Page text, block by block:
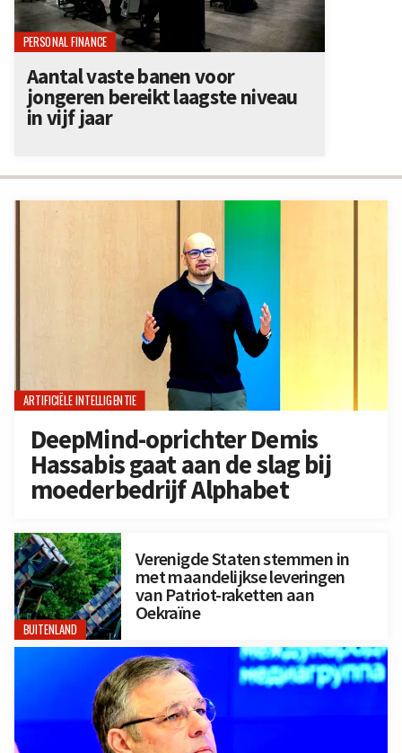
ARTIFICIËLE INTELLIGENTIE
DeepMind-oprichter Demis
Hassabis gaat aan de slag bij
moederbedrijf Alphabet
BUITENLAND
Verenigde Staten stemmen in
met maandelijkse leveringen
van Patriot-raketten aan
Oekraïne
PERSONAL FINANCE
Aantal vaste banen voor
jongeren bereikt laagste niveau
in vijf jaar